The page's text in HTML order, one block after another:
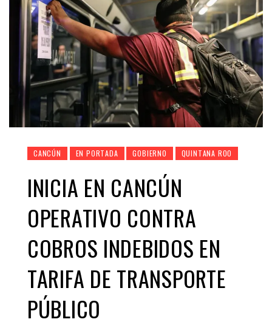
CANCÚN EN PORTADA GOBIERNO QUINTANA ROO
INICIA EN CANCÚN
OPERATIVO CONTRA
COBROS INDEBIDOS EN
TARIFA DE TRANSPORTE
PÚBLICO